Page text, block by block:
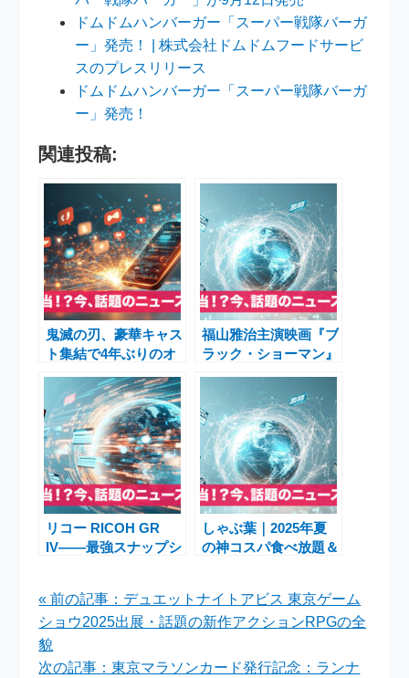
ドムドムハンバーガー「スーパー戦隊バーガ
ー」発売！ | 株式会社ドムドムフードサービ
スのプレスリリース
ドムドムハンバーガー「スーパー戦隊バーガ
ー」発売！
関連投稿:
鬼滅の刃、豪華キャス
ト集結で4年ぶりのオ
GOLD特番！
福山雅治主演映画『ブ
ラック・ショーマン』
成報告会の全貌と作品
の魅力
リコー RICOH GR
IV――最強スナップシ
IIIとの違いを徹底解説
しゃぶ葉｜2025年夏
の神コスパ食べ放題＆
肩ロースも！
« 前の記事：デュエットナイトアビス 東京ゲーム
ショウ2025出展・話題の新作アクションRPGの全
貌
次の記事：東京マラソンカード発行記念：ランナ